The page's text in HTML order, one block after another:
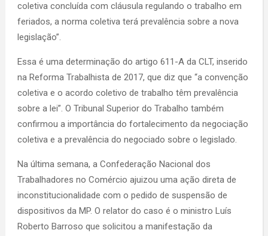
coletiva concluída com cláusula regulando o trabalho em
feriados, a norma coletiva terá prevalência sobre a nova
legislação”.
Essa é uma determinação do artigo 611-A da CLT, inserido
na Reforma Trabalhista de 2017, que diz que “a convenção
coletiva e o acordo coletivo de trabalho têm prevalência
sobre a lei”. O Tribunal Superior do Trabalho também
confirmou a importância do fortalecimento da negociação
coletiva e a prevalência do negociado sobre o legislado.
Na última semana, a Confederação Nacional dos
Trabalhadores no Comércio ajuizou uma ação direta de
inconstitucionalidade com o pedido de suspensão de
dispositivos da MP. O relator do caso é o ministro Luís
Roberto Barroso que solicitou a manifestação da